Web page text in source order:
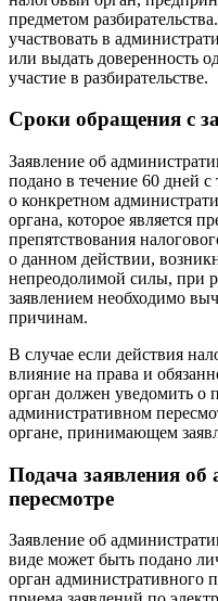
предметом
участвовать в
или выдать доверенность
участие в разбирательстве.
Сроки обращения с
Заявление об
подано в течение 60 дней с
о конкретном
органа, которое является
препятствования
о данном действии,
непреодолимой силы, при
заявлением необходимо
причинам.
В случае если действия
влияние на права и
орган должен уведомить о
административном
органе, принимающем
Подача заявления
пересмотре
Заявление об
виде может быть подано
орган административного